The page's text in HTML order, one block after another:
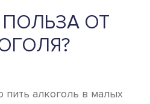
ПОЛЬЗА ОТ
пить алкоголь в малых